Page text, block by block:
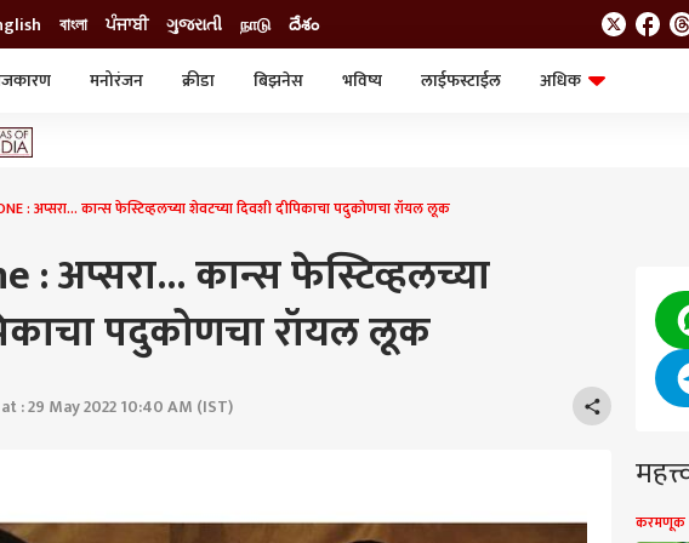
বাংলা ਪੰਜਾਬੀ ગુજરાતી நாடு దేశం
मनोरंजन क्रीडा बिझनेस भविष्य लाईफस्टाईल
अधिक
: अप्सरा... कान्स फेस्टिव्हलच्या शेवटच्या दिवशी दीपिकाचा पदुकोणचा रॉयल लूक
: अप्सरा... कान्स फेस्टिव्हलच्या
पदुकोणचा रॉयल लूक
: 29 May 2022 10:40 AM (IST)
करमणूक